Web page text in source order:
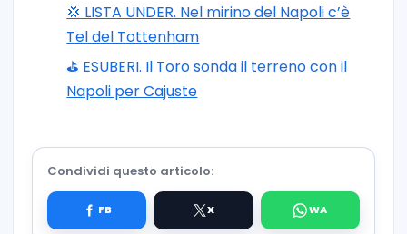
💢 LISTA UNDER. Nel mirino del Napoli c’è
Tel del Tottenham
⛳ ESUBERI. Il Toro sonda il terreno con il
Napoli per Cajuste
Condividi questo articolo: